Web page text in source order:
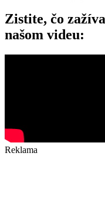
Zistite, čo
našom videu:
Reklama